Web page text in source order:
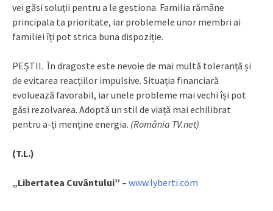
vei găsi soluții pentru a le gestiona. Familia rămâne
principala ta prioritate, iar problemele unor membri ai
familiei îți pot strica buna dispoziție.
PEȘTII. În dragoste este nevoie de mai multă toleranță și
de evitarea reacțiilor impulsive. Situația financiară
evoluează favorabil, iar unele probleme mai vechi își pot
găsi rezolvarea. Adoptă un stil de viață mai echilibrat
pentru a-ți menține energia. (România TV.net)
(T.L.)
„Libertatea Cuvântului” – www.lyberti.com